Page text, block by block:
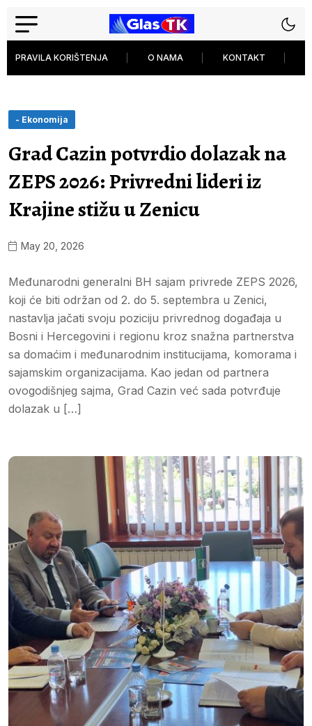
PRAVILA KORIŠTENJA O NAMA KONTAKT
- Ekonomija
Grad Cazin potvrdio dolazak na
ZEPS 2026: Privredni lideri iz
Krajine stižu u Zenicu
May 20, 2026
Međunarodni generalni BH sajam privrede ZEPS 2026,
koji će biti održan od 2. do 5. septembra u Zenici,
nastavlja jačati svoju poziciju privrednog događaja u
Bosni i Hercegovini i regionu kroz snažna partnerstva
sa domaćim i međunarodnim institucijama, komorama i
sajamskim organizacijama. Kao jedan od partnera
ovogodišnjeg sajma, Grad Cazin već sada potvrđuje
dolazak u […]